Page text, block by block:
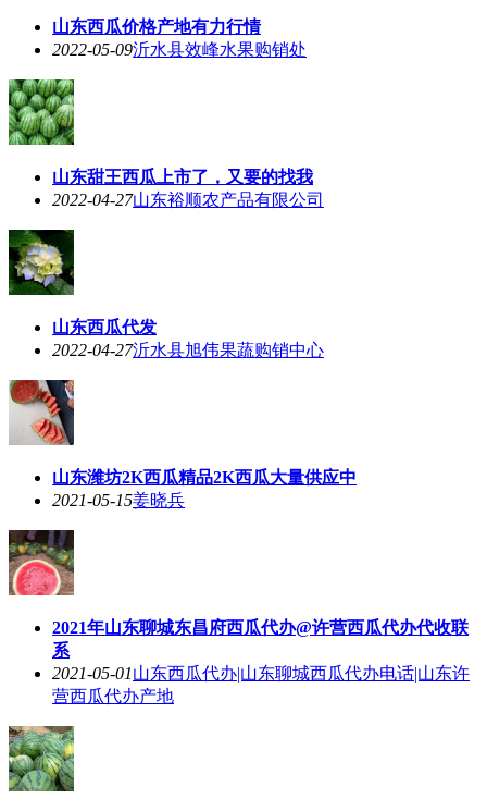
山东西瓜价格产地有力行情
2022-05-09沂水县效峰水果购销处
山东甜王西瓜上市了，又要的找我
2022-04-27山东裕顺农产品有限公司
山东西瓜代发
2022-04-27沂水县旭伟果蔬购销中心
山东潍坊2K西瓜精品2K西瓜大量供应中
2021-05-15姜晓兵
2021年山东聊城东昌府西瓜代办@许营西瓜代办代收联
系
2021-05-01山东西瓜代办|山东聊城西瓜代办电话|山东许
营西瓜代办产地